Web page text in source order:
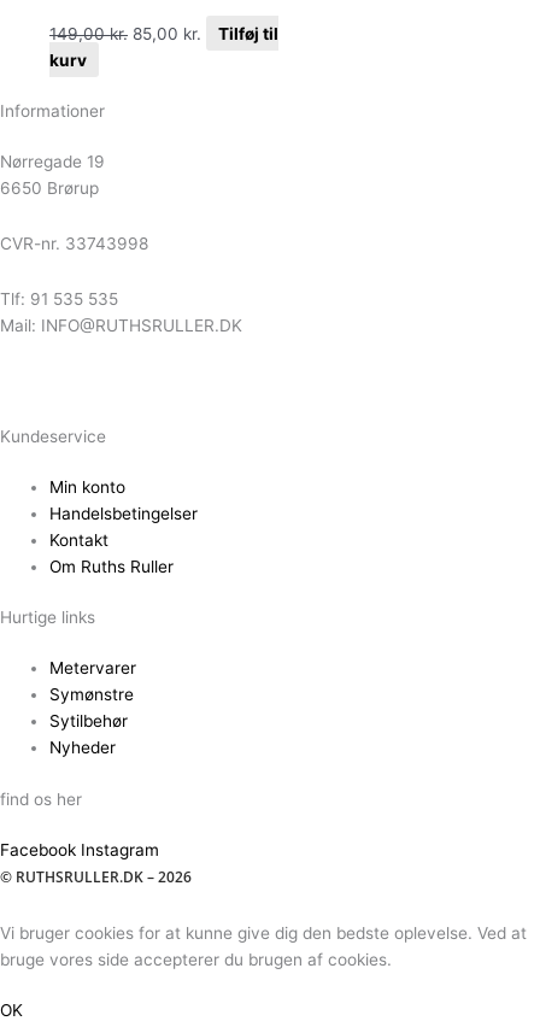
149,00kr. 85,00 kr.
Tilføj til
kurv
Informationer
Nørregade 19
6650 Brørup
CVR-nr. 33743998
Tlf: 91 535 535
Mail: INFO@RUTHSRULLER.DK
Kundeservice
Min konto
Handelsbetingelser
Kontakt
Om Ruths Ruller
Hurtige links
Metervarer
Symønstre
Sytilbehør
Nyheder
find os her
Facebook Instagram
© RUTHSRULLER.DK – 2026
Vi bruger cookies for at kunne give dig den bedste oplevelse. Ved at
bruge vores side accepterer du brugen af cookies.
OK